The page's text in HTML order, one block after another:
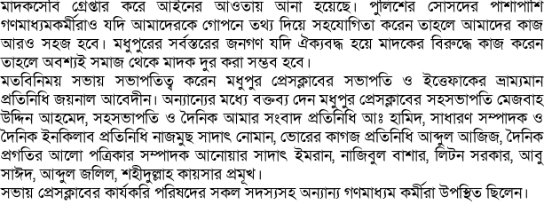
মাদকসেবি গ্রেপ্তার করে আইনের আওতায় আনা হয়েছে। পুলিশের সোর্সদের পাশাপাশি
গণমাধ্যমকর্মীরাও যদি আমাদেরকে গোপনে তথ্য দিয়ে সহযোগিতা করেন তাহলে আমাদের কাজ
আরও সহজ হবে। মধুপুরের সর্বস্তরের জনগণ যদি ঐক্যবদ্ধ হয়ে মাদকের বিরুদ্ধে কাজ করেন
তাহলে অবশ্যই সমাজ থেকে মাদক দুর করা সম্ভব হবে।
মতবিনিময় সভায় সভাপতিত্ব করেন মধুপুর প্রেসক্লাবের সভাপতি ও ইত্তেফাকের ভ্রাম্যমান
প্রতিনিধি জয়নাল আবেদীন। অন্যান্যের মধ্যে বক্তব্য দেন মধুপুর প্রেসক্লাবের সহসভাপতি মেজবাহ
উদ্দিন আহমেদ, সহসভাপতি ও দৈনিক আমার সংবাদ প্রতিনিধি আঃ হামিদ, সাধারণ সম্পাদক ও
দৈনিক ইনকিলাব প্রতিনিধি নাজমুছ সাদাৎ নোমান, ভোরের কাগজ প্রতিনিধি আব্দুল আজিজ, দৈনিক
প্রগতির আলো পত্রিকার সম্পাদক আনোয়ার সাদাৎ ইমরান, নাজিবুল বাশার, লিটন সরকার, আবু
সাঈদ, আব্দুল জলিল, শহীদুল্লাহ কায়সার প্রমূখ।
সভায় প্রেসক্লাবের কার্যকরি পরিষদের সকল সদস্যসহ অন্যান্য গণমাধ্যম কর্মীরা উপস্থিত ছিলেন।